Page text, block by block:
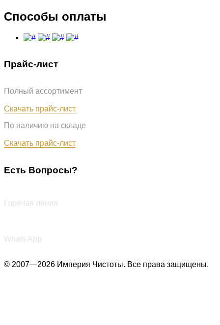
Способы оплаты
Прайс-лист
Полный ассортимент
Скачать прайс-лист
По наличию на складе
Скачать прайс-лист
Есть Вопросы?
Горячая линия
Whats App
© 2007—2026 Империя Чистоты. Все права защищены.